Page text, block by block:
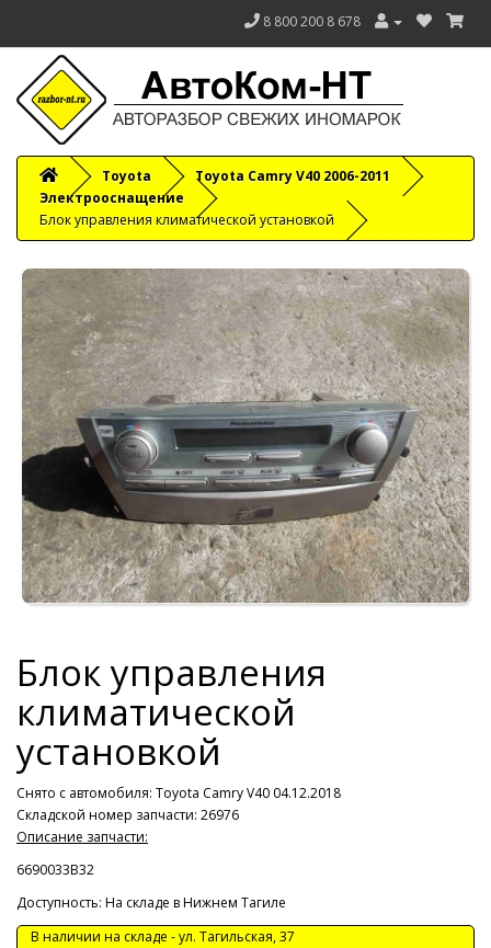
8 800 200 8 678
Toyota
Toyota Camry V40 2006-2011
Электрооснащение
Блок управления климатической установкой
Блок управления
климатической
установкой
Снято с автомобиля: Toyota Camry V40 04.12.2018
Складской номер запчасти: 26976
Описание запчасти:
6690033B32
Доступность: На складе в Нижнем Тагиле
В наличии на складе -ул. Тагильская, 37